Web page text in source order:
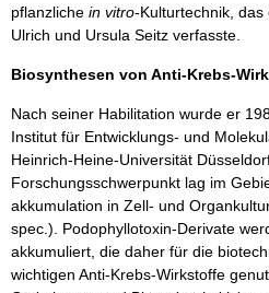
pflanzliche in vitro-Kulturtechnik,
Ulrich und Ursula Seitz verfasste.
Biosynthesen von Anti-Krebs-
Nach seiner Habilitation wurde er
Institut für Entwicklungs- und
Heinrich-Heine-Universität
Forschungsschwerpunkt lag im
akkumulation in Zell- und
spec.). Podophyllotoxin-Derivate
akkumuliert, die daher für die
wichtigen Anti-Krebs-Wirkstoffe